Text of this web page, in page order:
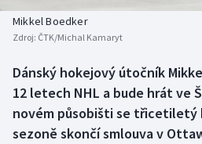
Biatlon
Box
Curling
Aplikace ČT sport
Mikkel Boedker
Zdroj: ČTK/Michal Kamaryt
Dánský hokejový útočník
12 letech NHL a bude hrát ve
novém působišti se
sezoně skončí smlouva v